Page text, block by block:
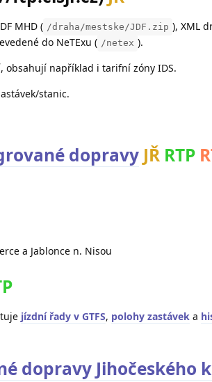
MHD ( /draha/mestske/JDF.zip ), XML
do NeTExu ( /netex ).
obsahují například i tarifní zóny IDS.
stanic.
dopravy JŘ RTP
a Jablonce n. Nisou
jízdní řady v GTFS, polohy zastávek a
dopravy Jihočeského